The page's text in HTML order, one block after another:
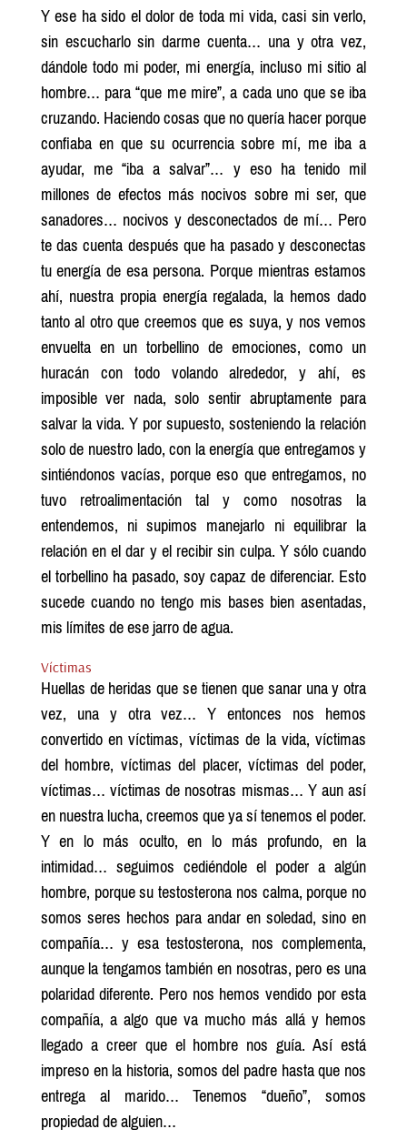
Y ese ha sido el dolor de toda mi vida, casi sin verlo,
sin escucharlo sin darme cuenta… una y otra vez,
dándole todo mi poder, mi energía, incluso mi sitio al
hombre… para “que me mire”, a cada uno que se iba
cruzando. Haciendo cosas que no quería hacer porque
confiaba en que su ocurrencia sobre mí, me iba a
ayudar, me “iba a salvar”… y eso ha tenido mil
millones de efectos más nocivos sobre mi ser, que
sanadores… nocivos y desconectados de mí… Pero
te das cuenta después que ha pasado y desconectas
tu energía de esa persona. Porque mientras estamos
ahí, nuestra propia energía regalada, la hemos dado
tanto al otro que creemos que es suya, y nos vemos
envuelta en un torbellino de emociones, como un
huracán con todo volando alrededor, y ahí, es
imposible ver nada, solo sentir abruptamente para
salvar la vida. Y por supuesto, sosteniendo la relación
solo de nuestro lado, con la energía que entregamos y
sintiéndonos vacías, porque eso que entregamos, no
tuvo retroalimentación tal y como nosotras la
entendemos, ni supimos manejarlo ni equilibrar la
relación en el dar y el recibir sin culpa. Y sólo cuando
el torbellino ha pasado, soy capaz de diferenciar. Esto
sucede cuando no tengo mis bases bien asentadas,
mis límites de ese jarro de agua.
Víctimas
Huellas de heridas que se tienen que sanar una y otra
vez, una y otra vez… Y entonces nos hemos
convertido en víctimas, víctimas de la vida, víctimas
del hombre, víctimas del placer, víctimas del poder,
víctimas… víctimas de nosotras mismas… Y aun así
en nuestra lucha, creemos que ya sí tenemos el poder.
Y en lo más oculto, en lo más profundo, en la
intimidad… seguimos cediéndole el poder a algún
hombre, porque su testosterona nos calma, porque no
somos seres hechos para andar en soledad, sino en
compañía… y esa testosterona, nos complementa,
aunque la tengamos también en nosotras, pero es una
polaridad diferente. Pero nos hemos vendido por esta
compañía, a algo que va mucho más allá y hemos
llegado a creer que el hombre nos guía. Así está
impreso en la historia, somos del padre hasta que nos
entrega al marido… Tenemos “dueño”, somos
propiedad de alguien…